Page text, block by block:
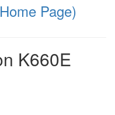
Page)
K660E